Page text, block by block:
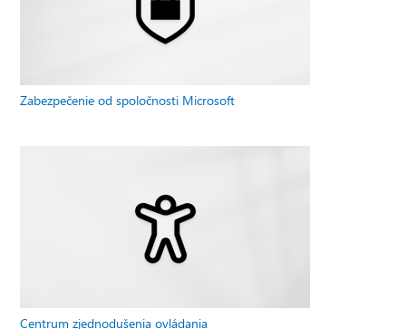
Zabezpečenie od spoločnosti Microsoft
Centrum zjednodušenia ovládania